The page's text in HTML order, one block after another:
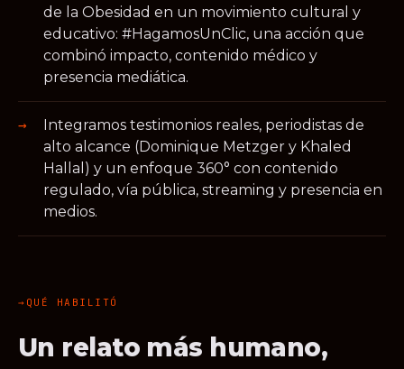
de la Obesidad en un movimiento cultural y
educativo: #HagamosUnClic, una acción que
combinó impacto, contenido médico y
presencia mediática.
Integramos testimonios reales, periodistas de
alto alcance (Dominique Metzger y Khaled
Hallal) y un enfoque 360° con contenido
regulado, vía pública, streaming y presencia en
medios.
QUÉ HABILITÓ
Un relato más humano,